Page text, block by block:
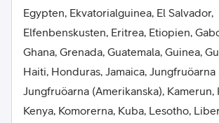
Egypten, Ekvatorialguinea, El Salvador,
Elfenbenskusten, Eritrea, Etiopien,
Ghana, Grenada, Guatemala, Guinea,
Haiti, Honduras, Jamaica, Jungfruöarna
Jungfruöarna (Amerikanska), Kamerun,
Kenya, Komorerna, Kuba, Lesotho,